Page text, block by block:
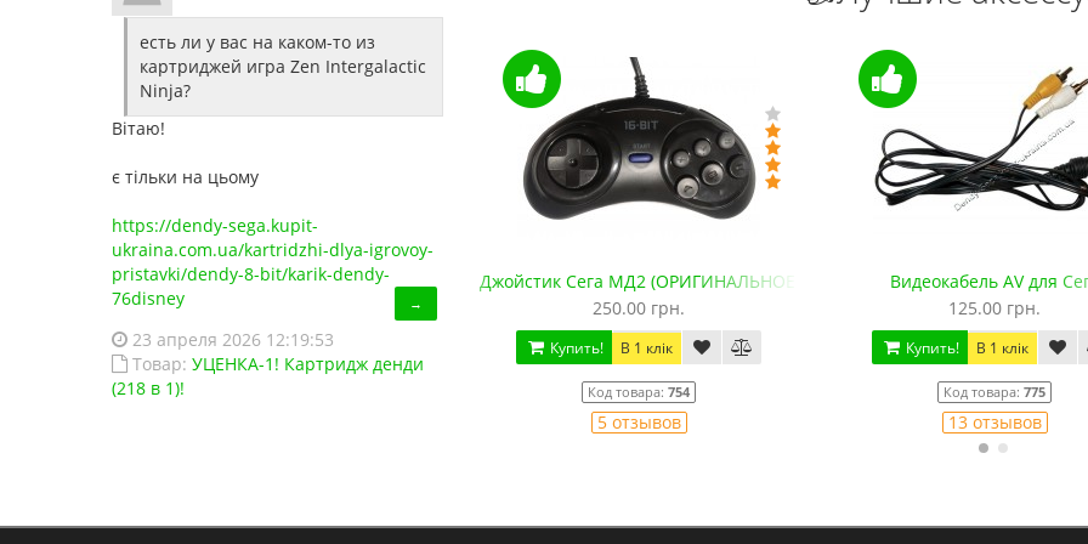
есть ли у вас на каком-то из
картриджей игра Zen Intergalactic
Ninja?
Вітаю!
є тільки на цьому
https://dendy-sega.kupit-
ukraina.com.ua/kartridzhi-dlya-igrovoy-
pristavki/dendy-8-bit/karik-dendy-
76disney
→
23 апреля 2026 12:19:53
Товар: УЦЕНКА-1! Картридж денди
(218 в 1)!
Джойстик Sega USB (для эмулятора ПК, Data Frog)
Купить! В 1 клік
Джойстик Сега МД2 (ОРИГИНАЛЬНОЕ качество, 143 см)
250.00 грн.
Купить! В 1 клік
Код товара: 754
5 отзывов
Видеокабель AV для
125.00 грн.
Купить! В 1 клік
Код товара: 775
13 отзывов